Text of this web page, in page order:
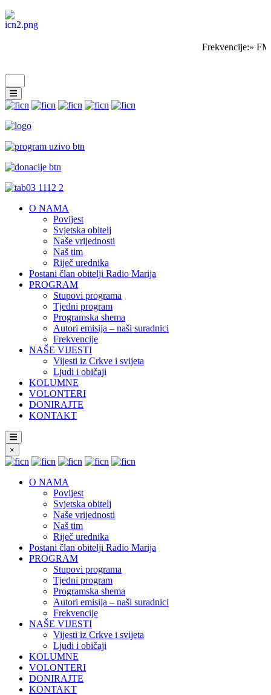
Frekvencije:»
O NAMA
Povijest
Svjetska obitelj
Naše vrijednosti
Naš tim
Riječ urednika
Postani član obitelji Radio Marija
PROGRAM
Stupovi programa
Tjedni program
Programska shema
Autori emisija – naši suradnici
Frekvencije
NAŠE VIJESTI
Vijesti iz Crkve i svijeta
Ljudi i običaji
KOLUMNE
VOLONTERI
DONIRAJTE
KONTAKT
×
O NAMA
Povijest
Svjetska obitelj
Naše vrijednosti
Naš tim
Riječ urednika
Postani član obitelji Radio Marija
PROGRAM
Stupovi programa
Tjedni program
Programska shema
Autori emisija – naši suradnici
Frekvencije
NAŠE VIJESTI
Vijesti iz Crkve i svijeta
Ljudi i običaji
KOLUMNE
VOLONTERI
DONIRAJTE
KONTAKT